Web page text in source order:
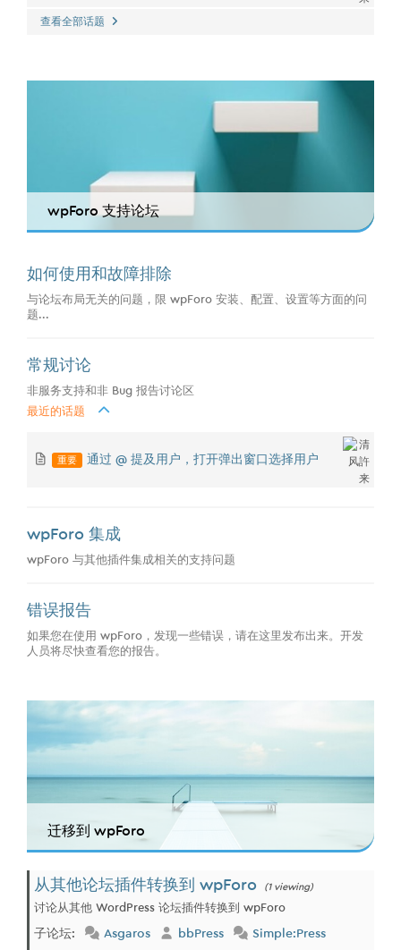
查看全部话题
wpForo 支持论坛
如何使用和故障排除
与论坛布局无关的问题，限 wpForo 安装、配置、设置等方面的问
题...
常规讨论
非服务支持和非 Bug 报告讨论区
最近的话题
重要 通过 @ 提及用户，打开弹出窗口选择用户
wpForo 集成
wpForo 与其他插件集成相关的支持问题
错误报告
如果您在使用 wpForo，发现一些错误，请在这里发布出来。开发
人员将尽快查看您的报告。
迁移到 wpForo
从其他论坛插件转换到 wpForo (1 viewing)
讨论从其他 WordPress 论坛插件转换到 wpForo
子论坛: Asgaros bbPress Simple:Press